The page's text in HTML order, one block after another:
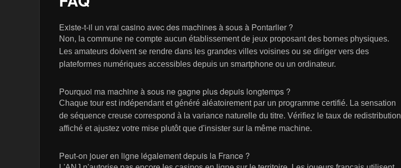
Existe-t-il un vrai casino avec des machines à sous à Pontarlier ?
Non, la commune ne compte aucun établissement de jeux proposant des bornes physiques.
Les amateurs doivent se rendre dans les grandes villes voisines ou se diriger vers des
plateformes numériques accessibles depuis un smartphone ou un ordinateur.
Pourquoi ma machine à sous ne gagne plus depuis longtemps ?
Chaque tour est indépendant et généré aléatoirement par un programme certifié. La sensation
de séquence creuse correspond à la variance naturelle du titre. Vérifiez le taux de redistribution
affiché et ajustez votre mise plutôt que d'insister sur la même machine.
Peut-on jouer en ligne légalement depuis la France ?